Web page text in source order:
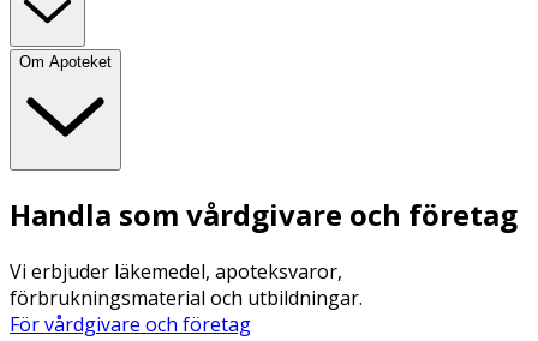
Om Apoteket
Handla som vårdgivare och företag
Vi erbjuder läkemedel, apoteksvaror,
förbrukningsmaterial och utbildningar.
För vårdgivare och företag